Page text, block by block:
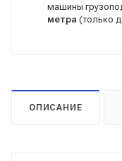
машины
метра (только
ОПИСАНИЕ